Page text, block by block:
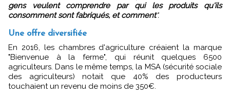
gens veulent comprendre par qui les produits qu'ils
consomment sont fabriqués, et comment".
Une offre diversifiée
En 2016, les chambres d'agriculture créaient la marque
"Bienvenue à la ferme", qui réunit quelques 6500
agriculteurs. Dans le même temps, la MSA (sécurité sociale
des agriculteurs) notait que 40% des producteurs
touchaient un revenu de moins de 350€.